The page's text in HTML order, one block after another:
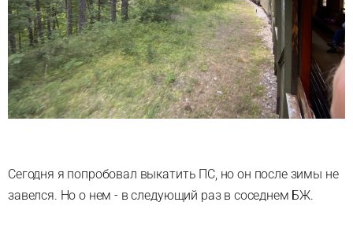
Сегодня я попробовал выкатить ПС, но он после зимы не
завелся. Но о нем - в следующий раз в соседнем БЖ.